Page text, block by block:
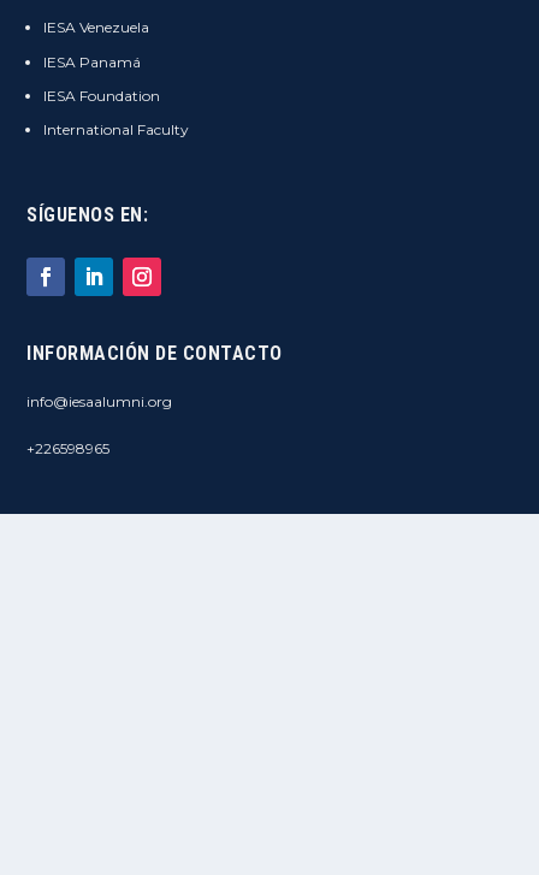
IESA Venezuela
IESA Panamá
IESA Foundation
International Faculty
SÍGUENOS EN:
INFORMACIÓN DE CONTACTO
info@iesaalumni.org
+226598965